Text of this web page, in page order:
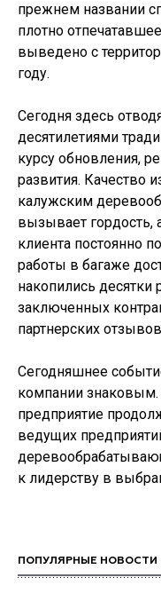
прежнем названии
плотно
выведено с
году.
Сегодня здесь
десятилетиями
курсу обновления,
развития. Качество
калужским
вызывает гордость,
клиента постоянно
работы в багаже
накопились десятки
заключенных
партнерских
Сегодняшнее
компании
предприятие
ведущих
к лидерству в
ПОПУЛЯРНЫЕ НОВОСТИ